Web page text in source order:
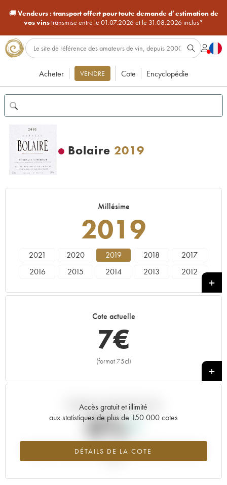
🚚Vendeurs : transport offert pour toute demande d’estimation de
vos vinstransmise entre le 01.07.2026 et le 31.08.2026 inclus*
Acheter VENDRE Cote Encyclopédie
Bolaire 2019
Millésime
2019
2021 2020 2019 2018
2017
2016
2015 2014 2013
2012
Cote actuelle
7€
(format 75cl)
+
Accès gratuit et illimité
aux statistiques de plus de 150 000 cotes
DÉTAILS DE LA COTE
Tendance actuelle de la cote
0%
Tendance à la hausse du millésime 2019 en 2026 par rapport à